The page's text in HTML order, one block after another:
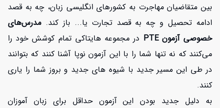
بین متقاضیان مهاجرت به کشورهای انگلیسی زبان، چه به قصد
ادامه تحصیل و چه به قصد تجارت یا... باز کند. مدرس‌های
خصوصی آزمون PTE
در مجموعه هایتاکی تمام کوشش خود را
می‌کنند که نه تنها شما را با این آزمون نوپا آشنا کنند که بتوانند
در طی این مسیر جدید با شیوه های جدید و بروز شما را یاری
کنند.
به دلیل جدید بودن این آزمون حداقل برای زبان آموزان